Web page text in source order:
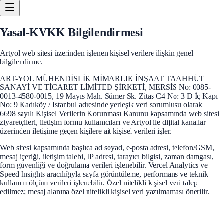
Yasal-KVKK Bilgilendirmesi
Artyol web sitesi üzerinden işlenen kişisel verilere ilişkin genel
bilgilendirme.
ART-YOL MÜHENDİSLİK MİMARLIK İNŞAAT TAAHHÜT
SANAYİ VE TİCARET LİMİTED ŞİRKETİ, MERSİS No: 0085-
0013-4580-0015, 19 Mayıs Mah. Sümer Sk. Zitaş C4 No: 3 D İç Kapı
No: 9 Kadıköy / İstanbul adresinde yerleşik veri sorumlusu olarak
6698 sayılı Kişisel Verilerin Korunması Kanunu kapsamında web sitesi
ziyaretçileri, iletişim formu kullanıcıları ve Artyol ile dijital kanallar
üzerinden iletişime geçen kişilere ait kişisel verileri işler.
Web sitesi kapsamında başlıca ad soyad, e-posta adresi, telefon/GSM,
mesaj içeriği, iletişim talebi, IP adresi, tarayıcı bilgisi, zaman damgası,
form güvenliği ve doğrulama verileri işlenebilir. Vercel Analytics ve
Speed Insights aracılığıyla sayfa görüntüleme, performans ve teknik
kullanım ölçüm verileri işlenebilir. Özel nitelikli kişisel veri talep
edilmez; mesaj alanına özel nitelikli kişisel veri yazılmaması önerilir.